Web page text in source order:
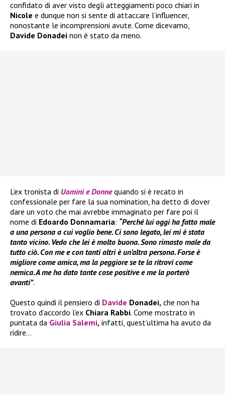
confidato di aver visto degli atteggiamenti poco chiari in
Nicole e dunque non si sente di attaccare l’influencer,
nonostante le incomprensioni avute. Come dicevamo,
Davide Donadei non è stato da meno.
L’ex tronista di Uomini e Donnequando si è recato in
confessionale per fare la sua nomination, ha detto di dover
dare un voto che mai avrebbe immaginato per fare poi il
nome di Edoardo Donnamaria: “Perché lui oggi ha fatto male
a una persona a cui voglio bene. Ci sono legato, lei mi è stata
tanto vicino. Vedo che lei è molto buona. Sono rimasto male da
tutto ciò. Con me e con tanti altri è un’altra persona. Forse è
migliore come amica, ma la peggiore se te la ritrovi come
nemica. A me ha dato tante cose positive e me la porterò
avanti”.
Questo quindi il pensiero di Davide Donadei, che non ha
trovato d’accordo l’ex Chiara Rabbi. Come mostrato in
puntata da Giulia Salemi, infatti, quest’ultima ha avuto da
ridire…